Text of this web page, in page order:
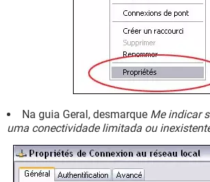
Na guia Geral, desmarque Me indicar
uma conectividade limitada ou